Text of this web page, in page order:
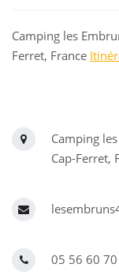
Camping les
Ferret, France
Camping
Cap-Ferret,
05 56 60